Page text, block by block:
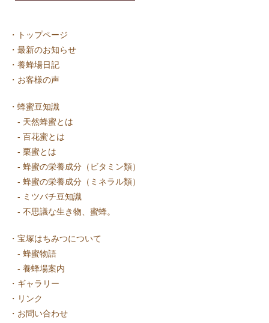
・
トップページ
・ 最新のお知らせ
・ 養蜂場日記
・ お客様の声
・ 蜂蜜豆知識
- 天然蜂蜜とは
- 百花蜜とは
- 栗蜜とは
- 蜂蜜の栄養成分（ビタミン類）
- 蜂蜜の栄養成分（ミネラル類）
- ミツバチ豆知識
- 不思議な生き物、蜜蜂。
・ 宝塚はちみつについて
- 蜂蜜物語
- 養蜂場案内
・ ギャラリー
・ リンク
・ お問い合わせ